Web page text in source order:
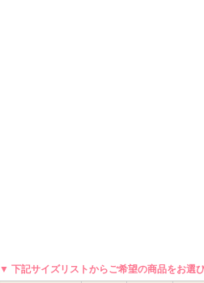
▼ 下記サイズリストからご希望の商品をお選